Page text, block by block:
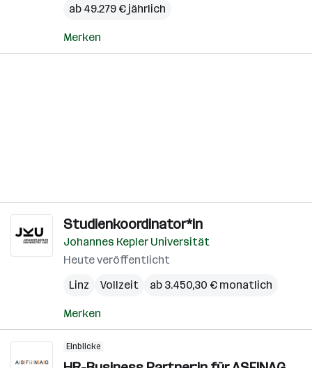
ab 49.279 € jährlich
Merken
Studienkoordinator*in
Johannes Kepler Universität
Heute veröffentlicht
Linz
Vollzeit ab 3.450,30 € monatlich
Merken
Einblicke